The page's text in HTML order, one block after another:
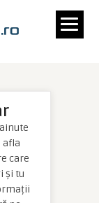
afla
care
și tu